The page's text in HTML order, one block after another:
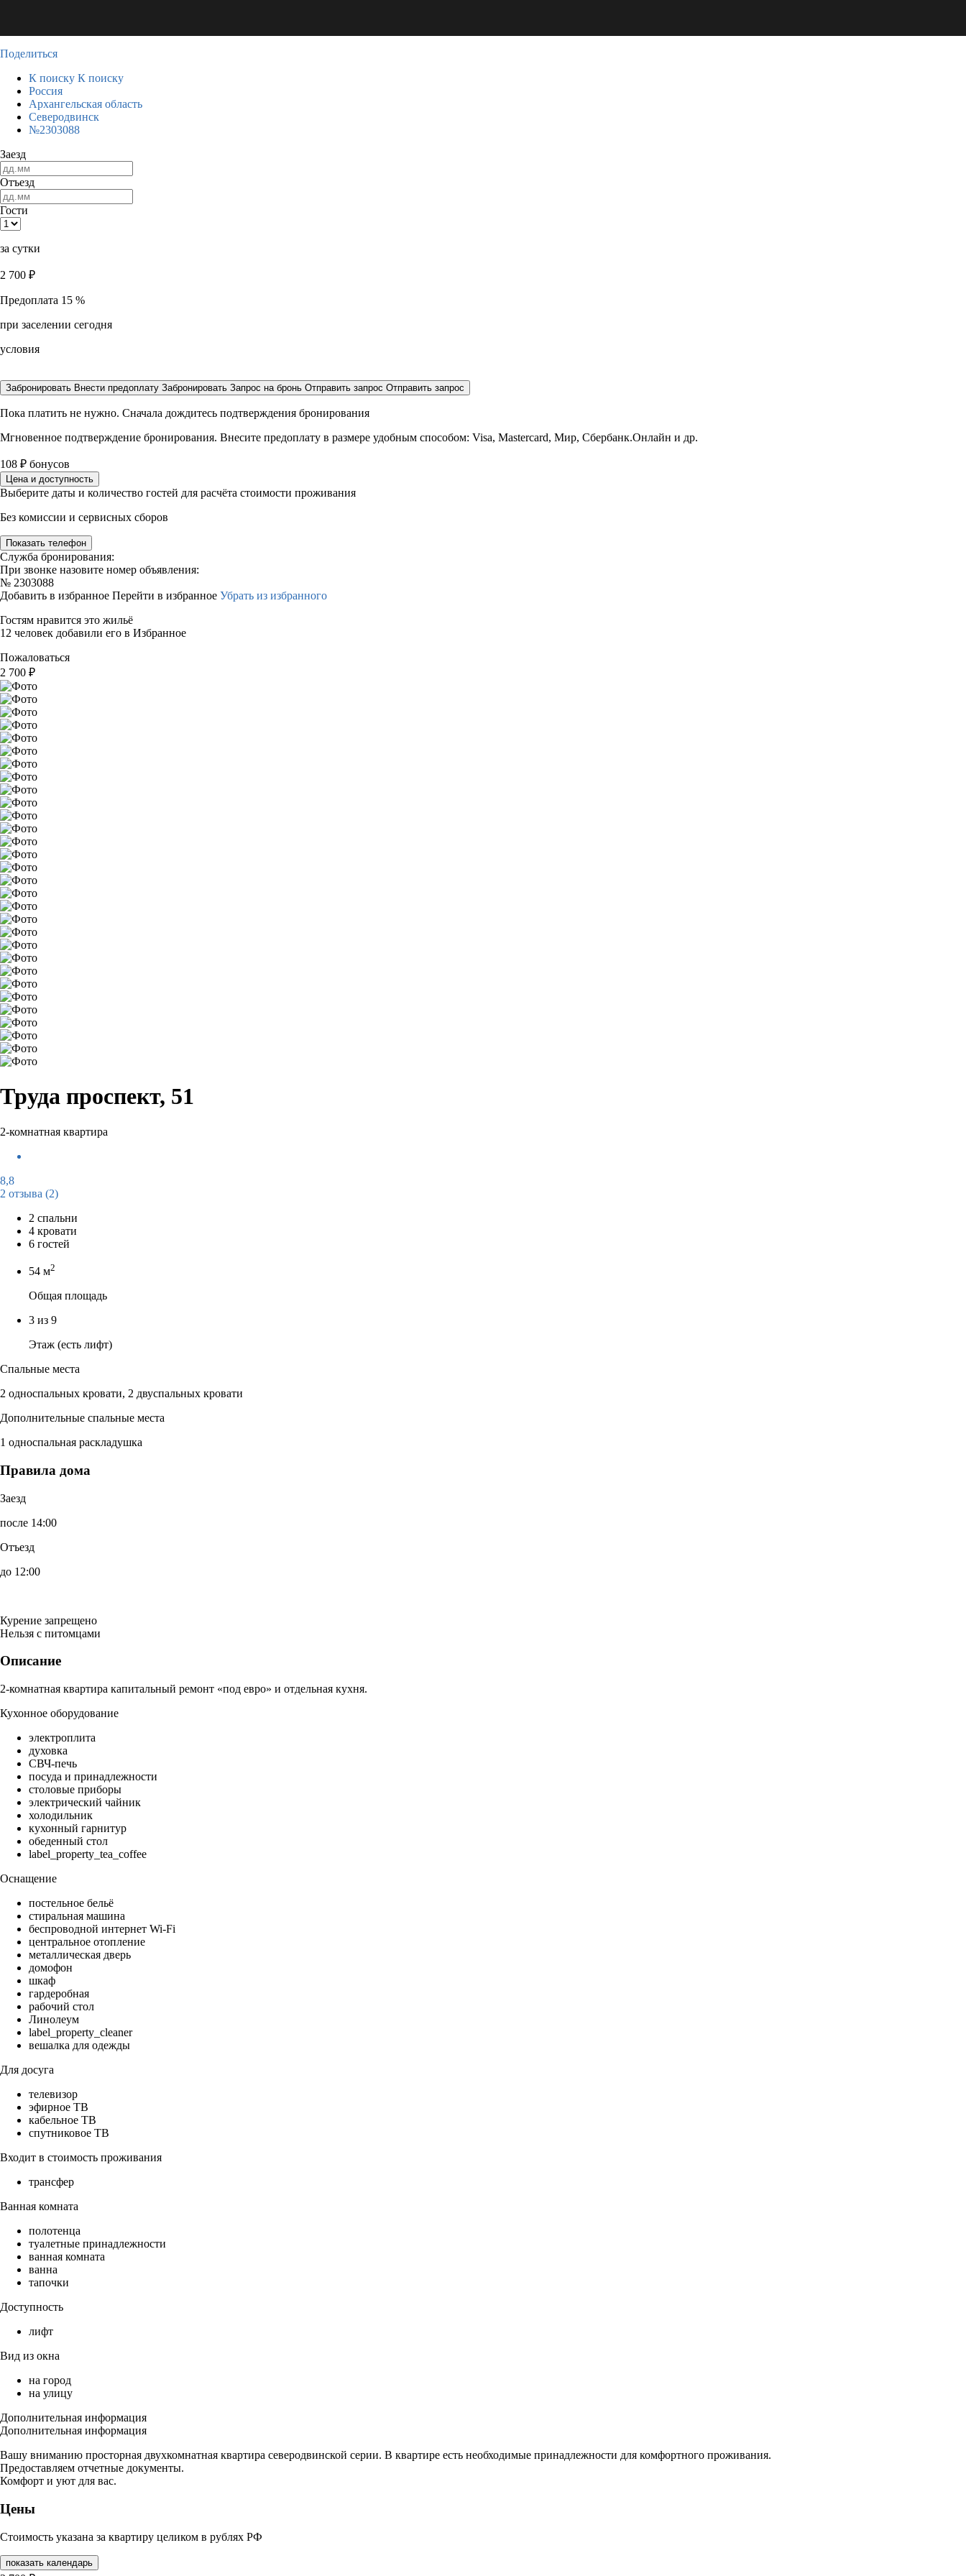
Поделиться
К поиску К поиску
Россия
Архангельская область
Северодвинск
№2303088
Заезд
Отъезд
Гости
за сутки
2 700 ₽
Предоплата 15 %
при заселении сегодня
условия
Забронировать Внести предоплату Забронировать Запрос на бронь Отправить запрос Отправить запрос
Пока платить не нужно. Сначала дождитесь подтверждения бронирования
Мгновенное подтверждение бронирования. Внесите предоплату в размере удобным способом: Visa, Mastercard, Мир, Сбербанк.Онлайн и др.
108 ₽ бонусов
Цена и доступность
Выберите даты и количество гостей для расчёта стоимости проживания
Без комиссии и сервисных сборов
Показать телефон
Служба бронирования:
При звонке назовите номер объявления:
№ 2303088
Добавить в избранное Перейти в избранное Убрать из избранного
Гостям нравится это жильё
12 человек добавили его в Избранное
Пожаловаться
2 700 ₽
Труда проспект, 51
2-комнатная квартира
8,8
2 отзыва (2)
2 спальни
4 кровати
6 гостей
54 м2
Общая площадь
3 из 9
Этаж (есть лифт)
Спальные места
2 односпальных кровати, 2 двуспальных кровати
Дополнительные спальные места
1 односпальная раскладушка
Правила дома
Заезд
после 14:00
Отъезд
до 12:00
Курение запрещено
Нельзя с питомцами
Описание
2-комнатная квартира капитальный ремонт «под евро» и отдельная кухня.
Кухонное оборудование
электроплита
духовка
СВЧ-печь
посуда и принадлежности
столовые приборы
электрический чайник
холодильник
кухонный гарнитур
обеденный стол
label_property_tea_coffee
Оснащение
постельное бельё
стиральная машина
беспроводной интернет Wi-Fi
центральное отопление
металлическая дверь
домофон
шкаф
гардеробная
рабочий стол
Линолеум
label_property_cleaner
вешалка для одежды
Для досуга
телевизор
эфирное ТВ
кабельное ТВ
спутниковое ТВ
Входит в стоимость проживания
трансфер
Ванная комната
полотенца
туалетные принадлежности
ванная комната
ванна
тапочки
Доступность
лифт
Вид из окна
на город
на улицу
Дополнительная информация
Дополнительная информация
Вашу вниманию просторная двухкомнатная квартира северодвинской серии. В квартире есть необходимые принадлежности для комфортного проживания.
Предоставляем отчетные документы.
Комфорт и уют для вас.
Цены
Стоимость указана за квартиру целиком в рублях РФ
показать календарь